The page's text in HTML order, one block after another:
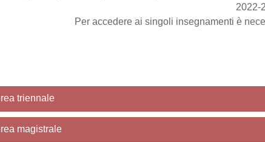
2022-
Per accedere ai singoli insegnamenti è
triennale
magistrale